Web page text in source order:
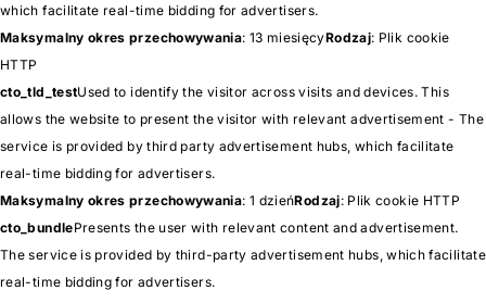
which facilitate real-time bidding for advertisers.
Maksymalny okres przechowywania: 13 miesięcyRodzaj: Plik cookie
HTTP
cto_tld_testUsed to identify the visitor across visits and devices. This
allows the website to present the visitor with relevant advertisement - The
service is provided by third party advertisement hubs, which facilitate
real-time bidding for advertisers.
Maksymalny okres przechowywania: 1 dzieńRodzaj: Plik cookie HTTP
cto_bundlePresents the user with relevant content and advertisement.
The service is provided by third-party advertisement hubs, which facilitate
real-time bidding for advertisers.